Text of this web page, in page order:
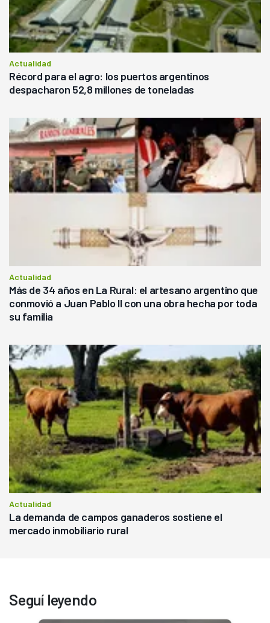
Actualidad
Récord para el agro: los puertos argentinos
despacharon 52,8 millones de toneladas
Actualidad
Más de 34 años en La Rural: el artesano argentino que
conmovió a Juan Pablo II con una obra hecha por toda
su familia
Actualidad
La demanda de campos ganaderos sostiene el
mercado inmobiliario rural
Seguí leyendo